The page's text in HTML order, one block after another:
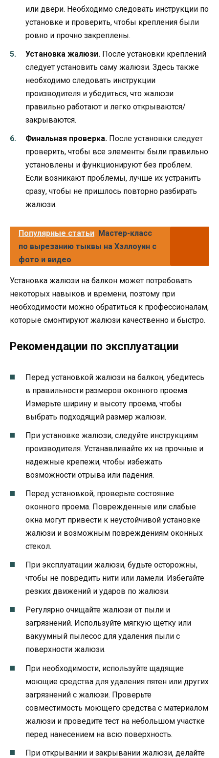
или двери. Необходимо следовать инструкции по
установке и проверить, чтобы крепления были
ровно и прочно закреплены.
Установка жалюзи. После установки креплений
следует установить саму жалюзи. Здесь также
необходимо следовать инструкции
производителя и убедиться, что жалюзи
правильно работают и легко открываются/
закрываются.
Финальная проверка. После установки следует
проверить, чтобы все элементы были правильно
установлены и функционируют без проблем.
Если возникают проблемы, лучше их устранить
сразу, чтобы не пришлось повторно разбирать
жалюзи.
Популярные статьи Мастер-класс
по вырезанию тыквы на Хэллоуин с
фото и видео
Установка жалюзи на балкон может потребовать
некоторых навыков и времени, поэтому при
необходимости можно обратиться к профессионалам,
которые смонтируют жалюзи качественно и быстро.
Рекомендации по эксплуатации
Перед установкой жалюзи на балкон, убедитесь
в правильности размеров оконного проема.
Измерьте ширину и высоту проема, чтобы
выбрать подходящий размер жалюзи.
При установке жалюзи, следуйте инструкциям
производителя. Устанавливайте их на прочные и
надежные крепежи, чтобы избежать
возможности отрыва или падения.
Перед установкой, проверьте состояние
оконного проема. Поврежденные или слабые
окна могут привести к неустойчивой установке
жалюзи и возможным повреждениям оконных
стекол.
При эксплуатации жалюзи, будьте осторожны,
чтобы не повредить нити или ламели. Избегайте
резких движений и ударов по жалюзи.
Регулярно очищайте жалюзи от пыли и
загрязнений. Используйте мягкую щетку или
вакуумный пылесос для удаления пыли с
поверхности жалюзи.
При необходимости, используйте щадящие
моющие средства для удаления пятен или других
загрязнений с жалюзи. Проверьте
совместимость моющего средства с материалом
жалюзи и проведите тест на небольшом участке
перед нанесением на всю поверхность.
При открывании и закрывании жалюзи, делайте